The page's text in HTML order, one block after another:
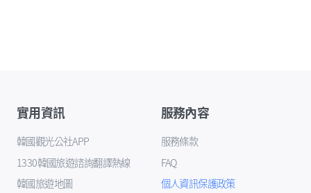
實用資訊
韓國觀光公社APP
1330韓國旅遊諮詢翻譯熱線
韓國旅遊地圖
服務內容
服務條款
FAQ
個人資訊保護政策